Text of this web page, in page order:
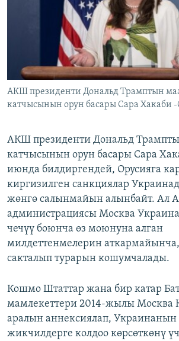
ЫҢГАЙСЫЗ СУРООЛОР
ЭЕ/АРнун бардык сайттары
АКШ президенти Дональд Трамптын
катчысынын орун басары Сара Хакаби -
АКШ президенти Дональд
катчысынын орун басары Сара
июнда билдиргендей, Орусияга
киргизилген санкциялар
жөнгө салынмайын алынбайт. Ал
администрациясы Москва
чечүү боюнча өз моюнуна алган
милдеттенмелерин
сакталып турарын кошумчалады.
Кошмо Штаттар жана бир катар
мамлекеттери 2014-жылы
аралын аннексиялап,
жикчилдерге колдоо көрсөткөнү